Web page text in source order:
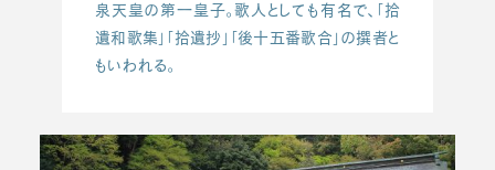
泉天皇の第一皇子。歌人としても有名で、「拾
遺和歌集」「拾遺抄」「後十五番歌合」の撰者と
もいわれる。